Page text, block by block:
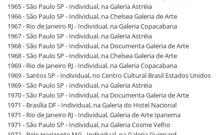
1965 - São Paulo SP - Individual, na Galeria Astréia
1966 - São Paulo SP - Individual, na Chelsea Galeria de Arte
1967 - Rio de Janeiro RJ - Individual, na Galeria Copacabana
1967 - São Paulo SP - Individual, na Galeria Astréia
1968 - São Paulo SP - Individual, na Documenta Galeria de Arte
1968 - São Paulo SP - Individual, na Chelsea Galeria de Arte
1969 - Rio de Janeiro RJ - Individual, na Galeria Copacabana
1969 - Santos SP - Individual, no Centro Cultural Brasil Estados Unidos
1969 - São Paulo SP - Individual, na Galeria Astréia
1970 - São Paulo SP - Individual, na Documenta Galeria de Arte
1971 - Brasília DF - Individual, na Galeria do Hotel Nacional
1971 - Rio de Janeiro RJ - Individual, Galeria de Arte Ipanema
1971 - São Paulo SP - Individual, na Galeria Cosme Velho